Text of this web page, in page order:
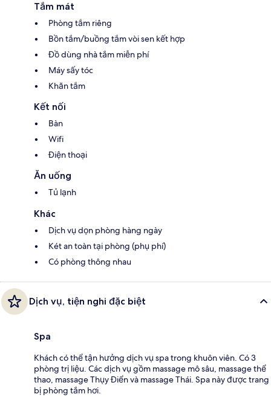
Tắm mát
Phòng tắm riêng
Bồn tắm/buồng tắm vòi sen kết hợp
Đồ dùng nhà tắm miễn phí
Máy sấy tóc
Khăn tắm
Kết nối
Bàn
Wifi
Điện thoại
Ăn uống
Tủ lạnh
Khác
Dịch vụ dọn phòng hàng ngày
Két an toàn tại phòng (phụ phí)
Có phòng thông nhau
Dịch vụ, tiện nghi đặc biệt
Spa
Khách có thể tận hưởng dịch vụ spa trong khuôn viên. Có 3
phòng trị liệu. Các dịch vụ gồm massage mô sâu, massage thể
thao, massage Thụy Điển và massage Thái. Spa này được trang
bị phòng tắm hơi.